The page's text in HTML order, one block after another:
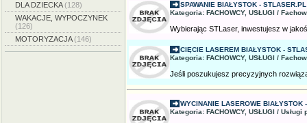
DLA DZIECKA(128)
WAKACJE, WYPOCZYNEK
(126)
MOTORYZACJA(146)
SPAWANIE BIAŁYSTOK - STLASER.PL
Kategoria: FACHOWCY, USŁUGI /
Wybierając STLaser, inwestujesz w
CIĘCIE LASEREM BIAŁYSTOK -
Kategoria: FACHOWCY, USŁUGI /
Jeśli poszukujesz precyzyjnych
WYCINANIE LASEROWE BIAŁYSTOK
Kategoria: FACHOWCY, USŁUGI / Usługi